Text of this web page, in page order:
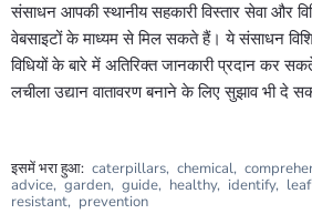
संसाधन आपकी स्थानीय सहकारी विस्तार सेवा और
वेबसाइटों के माध्यम से मिल सकते हैं। ये संसाधन
विधियों के बारे में अतिरिक्त जानकारी प्रदान कर
लचीला उद्यान वातावरण बनाने के लिए सुझाव भी दे
इसमें भरा हुआ: caterpillars, chemical,
advice, garden, guide, healthy, identify,
resistant, prevention